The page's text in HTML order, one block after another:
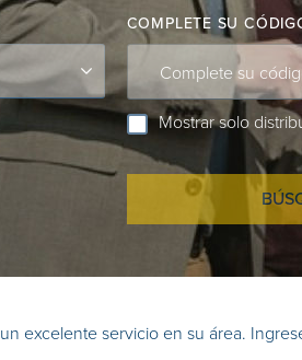
COMPLETE SU
Complete su
Mostrar solo
excelente servicio en su área.